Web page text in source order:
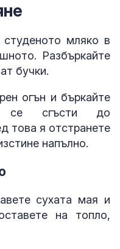
студеното мляко в
Разбъркайте
бучки.
огън и бъркайте
се сгъсти до
това я отстранете
напълно.
сухата мая и
на топло,